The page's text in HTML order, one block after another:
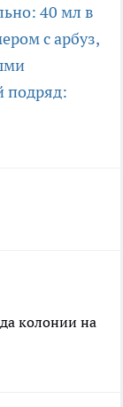
40 мл в
с арбуз,
подряд:
колонии на